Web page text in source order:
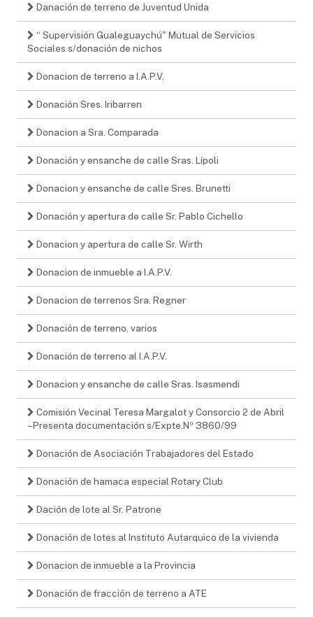
Danación de terreno de Juventud Unida
“ Supervisión Gualeguaychú" Mutual de Servicios
Sociales s/donación de nichos
Donacion de terreno a I.A.P.V,
Donación Sres. Iribarren
Donacion a Sra. Comparada
Donación y ensanche de calle Sras. Lípoli
Donacion y ensanche de calle Sres. Brunetti
Donación y apertura de calle Sr. Pablo Cichello
Donacion y apertura de calle Sr. Wirth
Donacion de inmueble a I.A.P.V.
Donacion de terrenos Sra. Regner
Donación de terreno, varios
Donación de terreno al I.A.P.V.
Donacion y ensanche de calle Sras. Isasmendi
Comisión Vecinal Teresa Margalot y Consorcio 2 de Abril
– Presenta documentación s/Expte.Nº 3860/99
Donación de Asociación Trabajadores del Estado
Donación de hamaca especial Rotary Club
Dación de lote al Sr. Patrone
Donación de lotes al Instituto Autarquico de la vivienda
Donacion de inmueble a la Provincia
Donación de fracción de terreno a ATE